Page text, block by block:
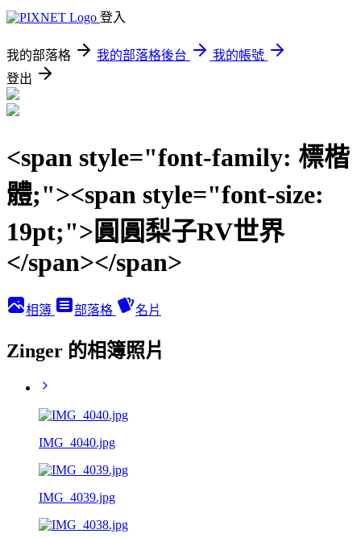
登入
我的部落格 我的部落格後台
我的帳號
登出
<span style="font-family: 標楷
體;"><span style="font-size:
19pt;">圓圓梨子RV世界
</span></span>
相簿 部落格 名片
Zinger 的相簿照片
IMG_4040.jpg
IMG_4039.jpg